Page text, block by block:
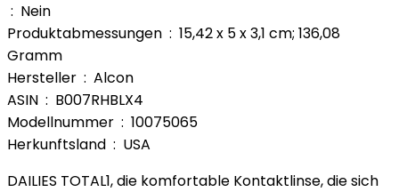
‏ : ‎ Nein
Produktabmessungen ‏ : ‎ 15,42 x 5 x 3,1 cm; 136,08
Gramm
Hersteller ‏ : ‎ Alcon
ASIN ‏ : ‎ B007RHBLX4
Modellnummer ‏ : ‎ 10075065
Herkunftsland ‏ : ‎ USA
DAILIES TOTAL1, die komfortable Kontaktlinse, die sich